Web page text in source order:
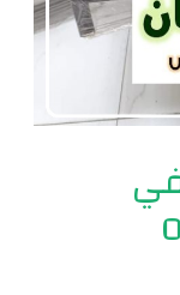
في